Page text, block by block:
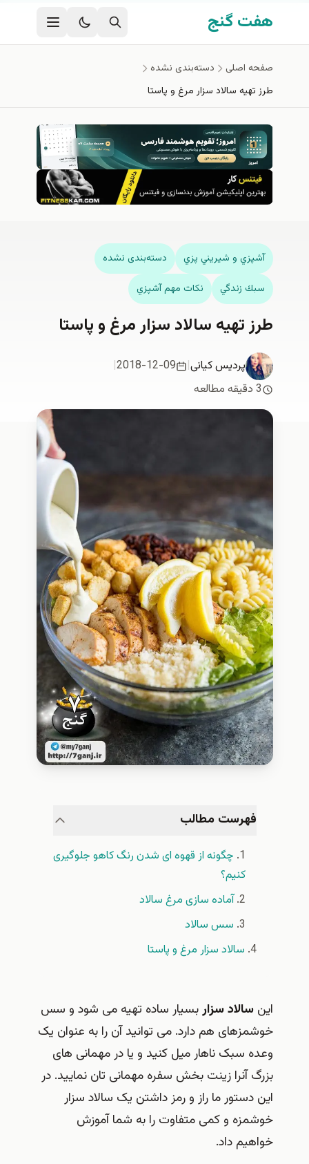
رفتن به محتوای اصلی
هفت گنج
صفحه اصلی
دسته‌بندی نشده
طرز تهیه سالاد سزار مرغ و پاستا
آشپزي و شيريني پزي
دسته‌بندی نشده
سبك زندگي
نكات مهم آشپزي
طرز تهیه سالاد سزار مرغ و پاستا
پردیس کیانی|
2018-12-09
|
3 دقیقه مطالعه
فهرست مطالب
چگونه از قهوه ای شدن رنگ کاهو جلوگیری
کنیم؟
آماده سازی مرغ سالاد
سس سالاد
سالاد سزار مرغ و پاستا
اینسالاد سزاربسیار ساده تهیه می شود و سس
خوشمزهای هم دارد. می توانید آن را به عنوان یک
وعده سبک ناهار میل کنید و یا در مهمانی های
بزرگ آنرا زینت بخش سفره مهمانی تان نمایید. در
این دستور ما راز و رمز داشتن یک سالاد سزار
خوشمزه و کمی متفاوت را به شما آموزش
خواهیم داد.